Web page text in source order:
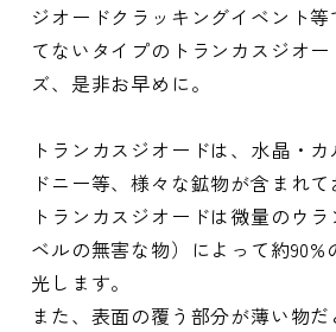
ジオードクラッキングイベント
てないタイプのトランカスジオー
ズ、是非お早めに。
トランカスジオードは、水晶・
ドニー等、様々な鉱物が含まれ
トランカスジオードは微量のウ
ベルの無害な物）によって約90%
光します。
また、表面の覆う部分が薄い物